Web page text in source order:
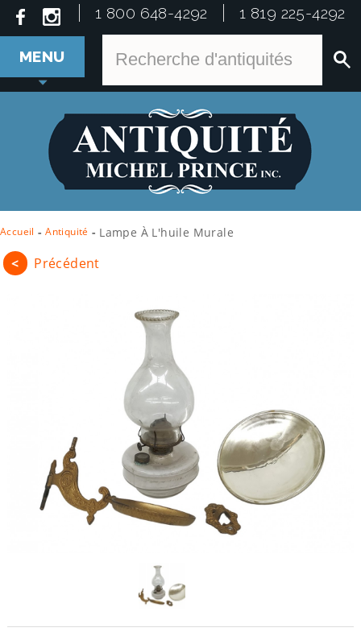
1 800 648-4292 1 819 225-4292
MENU
Accueil - Antiquité - Lampe À L'huile Murale
< Précédent